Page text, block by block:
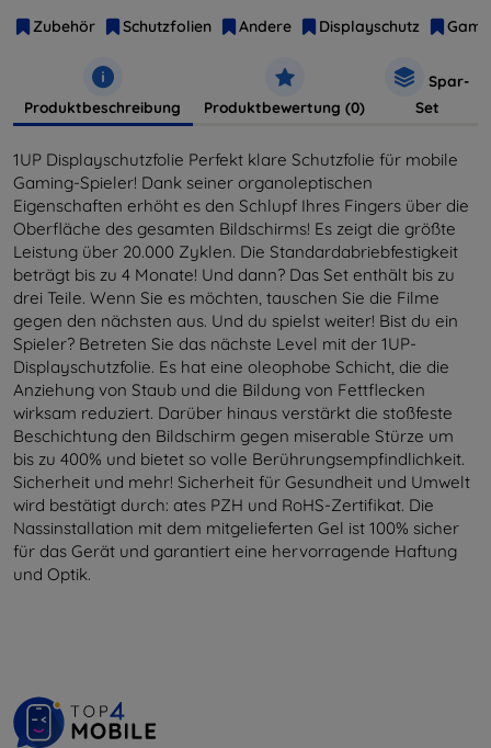
Zubehör
Schutzfolien Andere Displayschutz
Produktbeschreibung Produktbewertung (0)
Spar-
Set
1UP Displayschutzfolie Perfekt klare Schutzfolie für mobile
Gaming-Spieler! Dank seiner organoleptischen
Eigenschaften erhöht es den Schlupf Ihres Fingers über die
Oberfläche des gesamten Bildschirms! Es zeigt die größte
Leistung über 20.000 Zyklen. Die Standardabriebfestigkeit
beträgt bis zu 4 Monate! Und dann? Das Set enthält bis zu
drei Teile. Wenn Sie es möchten, tauschen Sie die Filme
gegen den nächsten aus. Und du spielst weiter! Bist du ein
Spieler? Betreten Sie das nächste Level mit der 1UP-
Displayschutzfolie. Es hat eine oleophobe Schicht, die die
Anziehung von Staub und die Bildung von Fettflecken
wirksam reduziert. Darüber hinaus verstärkt die stoßfeste
Beschichtung den Bildschirm gegen miserable Stürze um
bis zu 400% und bietet so volle Berührungsempfindlichkeit.
Sicherheit und mehr! Sicherheit für Gesundheit und Umwelt
wird bestätigt durch: ates PZH und RoHS-Zertifikat. Die
Nassinstallation mit dem mitgelieferten Gel ist 100% sicher
für das Gerät und garantiert eine hervorragende Haftung
und Optik.